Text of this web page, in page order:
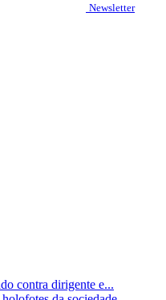
Newsletter
contra dirigente e...